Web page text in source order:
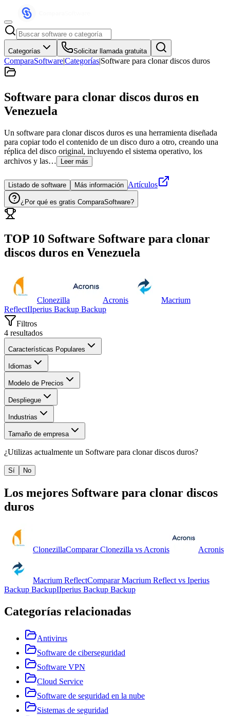
Categorías Solicitar llamada gratuita
ComparaSoftware|Categorías|Software para clonar discos duros
Software para clonar discos duros en
Venezuela
Un software para clonar discos duros es una herramienta diseñada
para copiar todo el contenido de un disco duro a otro, creando una
réplica del disco original, incluyendo el sistema operativo, los
archivos y las…
Leer más
Listado de software Más información Artículos
¿Por qué es gratis ComparaSoftware?
TOP 10 Software Software para clonar
discos duros en Venezuela
Clonezilla Acronis
Macrium
ReflectIIperius Backup Backup
Filtros
4 resultados
Características Populares
Idiomas
Modelo de Precios
Despliegue
Industrias
Tamaño de empresa
¿Utilizas actualmente un Software para clonar discos duros?
Sí No
Los mejores Software para clonar discos
duros
ClonezillaComparar Clonezilla vsAcronis Acronis
Macrium ReflectComparar Macrium Reflectvs Iperius
Backup BackupIIperius Backup Backup
Categorías relacionadas
Antivirus
Software de ciberseguridad
Software VPN
Cloud Service
Software de seguridad en la nube
Sistemas de seguridad